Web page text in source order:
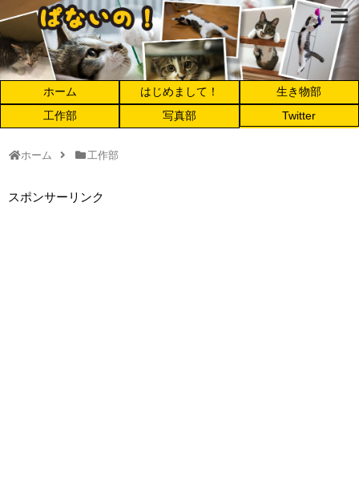
ホーム はじめまして！
生き物部
工作部
写真部 Twitter
ホーム 工作部
スポンサーリンク